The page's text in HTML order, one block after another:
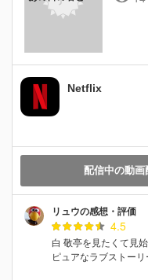
Netflix
配信中の動画
リュウの感想・評価
4.5
白 敬亭を見たくて見
ピュアなラブストー